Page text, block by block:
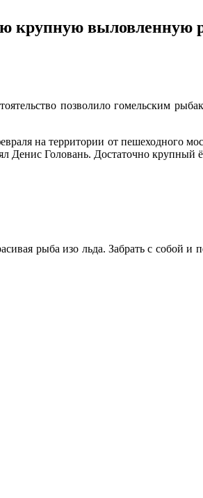
крупную выловленную
позволило гомельским
на территории от пешеходного
Денис Головань. Достаточно
рыба изо льда. Забрать с собой